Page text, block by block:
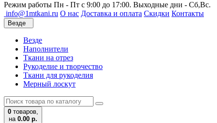
Режим работы Пн - Пт с 9:00 до 17:00. Выходные дни - Сб,Вс.
info@1mtkani.ru О нас Доставка и оплата Скидки Контакты
Везде
Везде
Наполнители
Ткани на отрез
Рукоделие и творчество
Ткани для рукоделия
Мерный лоскут
0 товаров,
на 0.00 р.